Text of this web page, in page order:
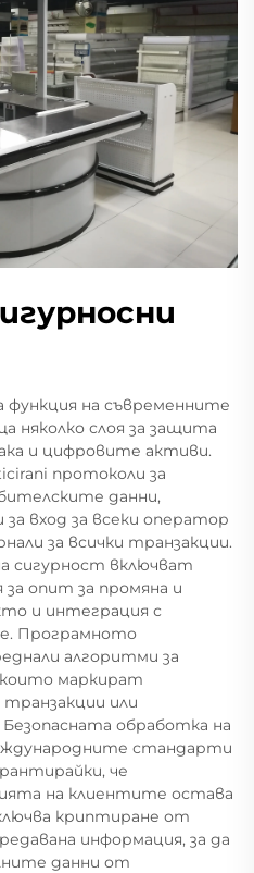
функция на съвременните
няколко слоя за защита
и цифровите активи.
протоколи за
данни,
за вход за всеки оператор
за всички транзакции.
сигурност включват
за опит за промяна и
и интеграция с
Програмното
алгоритми за
маркират
или
обработка на
стандарти
че
на клиентите остава
криптиране от
информация, за да
данни от